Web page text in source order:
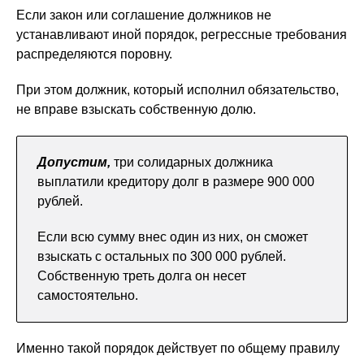
Если закон или соглашение должников не
устанавливают иной порядок, регрессные требования
распределяются поровну.
При этом должник, который исполнил обязательство,
не вправе взыскать собственную долю.
Допустим, три солидарных должника
выплатили кредитору долг в размере 900 000
рублей.
Если всю сумму внес один из них, он сможет
взыскать с остальных по 300 000 рублей.
Собственную треть долга он несет
самостоятельно.
Именно такой порядок действует по общему правилу